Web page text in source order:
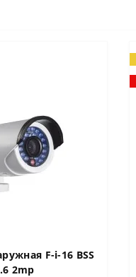
F-i-16 BSS
2mp